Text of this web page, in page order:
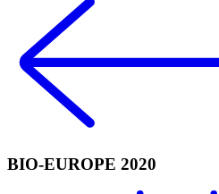
BIO-EUROPE 2020